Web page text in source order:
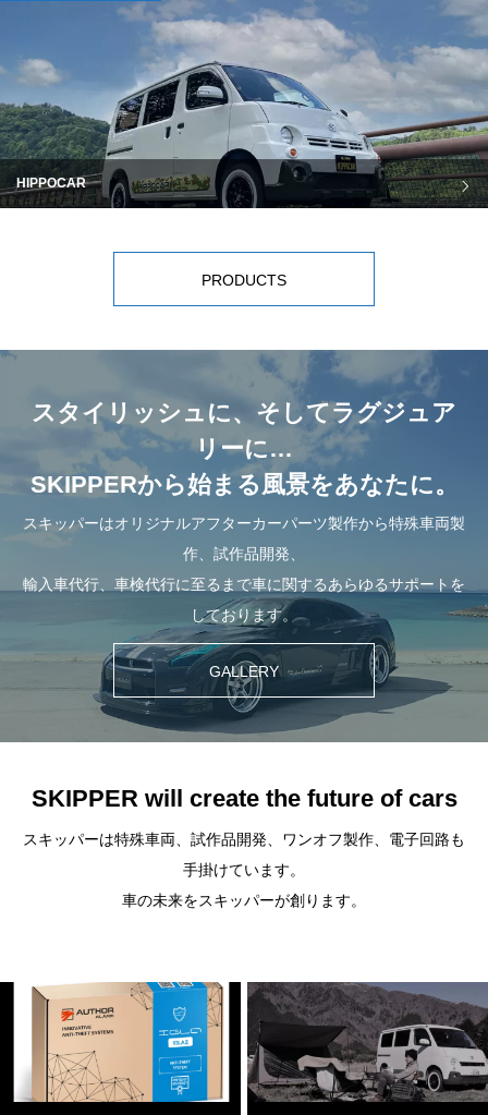
HIPPOCAR
PRODUCTS
スタイリッシュに、そしてラグジュア
リーに…
SKIPPERから始まる風景をあなたに。
スキッパーはオリジナルアフターカーパーツ製作から特殊車両製
作、試作品開発、
輸入車代行、車検代行に至るまで車に関するあらゆるサポートを
しております。
GALLERY
SKIPPER will create the future of cars
スキッパーは特殊車両、試作品開発、ワンオフ製作、電子回路も
手掛けています。
車の未来をスキッパーが創ります。